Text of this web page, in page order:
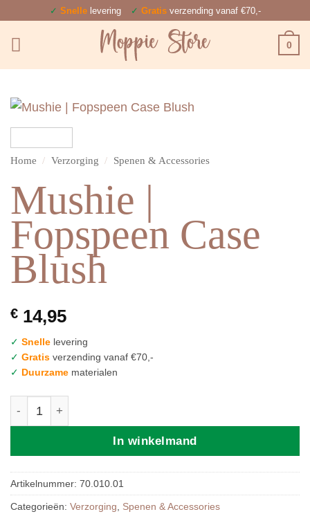
inhoud
✓ Snellelevering ✓ Gratisverzending vanaf €70,-
0
Home / Verzorging / Spenen & Accessories
Mushie |
Fopspeen Case
Blush
€ 14,95
✓ Snelle levering
✓ Gratis verzending vanaf €70,-
✓ Duurzame materialen
In winkelmand
Artikelnummer: 70.010.01
Categorieën: Verzorging Spenen & Accessories